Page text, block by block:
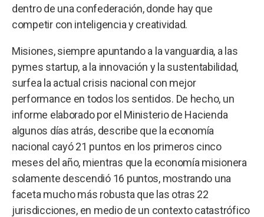
dentro de una confederación, donde hay que
competir con inteligencia y creatividad.
Misiones, siempre apuntando a la vanguardia, a las
pymes startup, a la innovación y la sustentabilidad,
surfea la actual crisis nacional con mejor
performance en todos los sentidos. De hecho, un
informe elaborado por el Ministerio de Hacienda
algunos días atrás, describe que la economía
nacional cayó 21 puntos en los primeros cinco
meses del año, mientras que la economía misionera
solamente descendió 16 puntos, mostrando una
faceta mucho más robusta que las otras 22
jurisdicciones, en medio de un contexto catastrófico